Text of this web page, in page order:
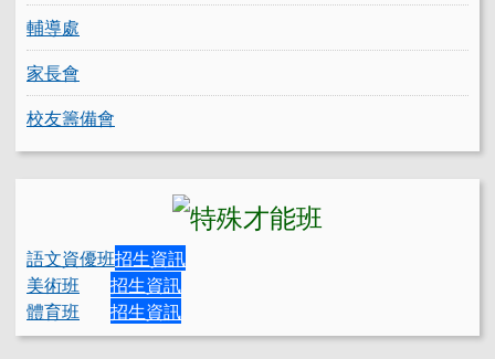
輔導處
家長會
校友籌備會
語文資優班招生資訊
美術班
招生資訊
體育班
招生資訊